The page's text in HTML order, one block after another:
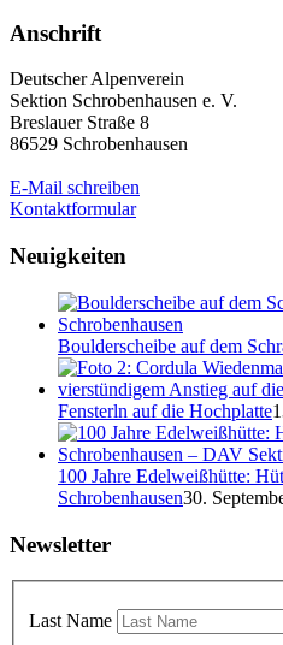
Anschrift
Deutscher Alpenverein
Sektion Schrobenhausen e. V.
Breslauer Straße 8
86529 Schrobenhausen
E-Mail schreiben
Kontaktformular
Neuigkeiten
Boulderscheibe auf dem
Fensterln auf die Hochplatte
100 Jahre Edelweißhütte:
Schrobenhausen30.
Newsletter
Last Name